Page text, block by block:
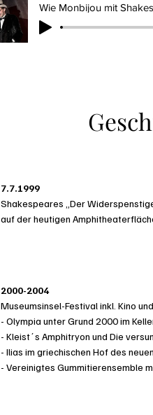
Wie Monbijou mit
7.7.1999
Shakespeares „Der
auf der heutigen
2000-2004
Museumsinsel-Festival inkl. Kino
- Olympia unter Grund 2000 im
- Kleist´s Amphitryon und Die
- Ilias im griechischen Hof des
- Vereinigtes Gummitierensemble